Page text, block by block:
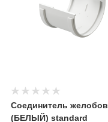
Соединитель желобов
(БЕЛЫЙ) standard